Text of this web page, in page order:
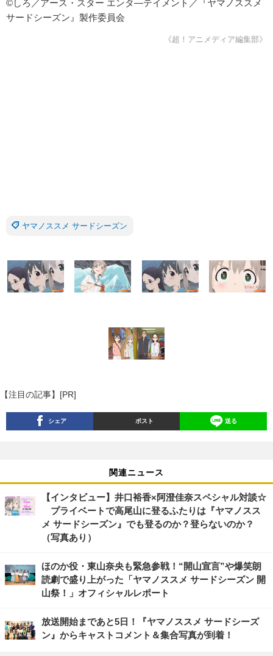
©しろ／アース・スター エンタ―テイメント／『ヤマノススメ
サードシーズン』製作委員会
《超！アニメディア編集部》
ヤマノススメ サードシーズン
【注目の記事】[PR]
シェア ポスト 送る
関連ニュース
【インタビュー】井口裕香×阿澄佳奈スペシャル対談☆
プライベートで高尾山に登るふたりは『ヤマノスス
メ サードシーズン』でも登るのか？登らないのか？
（写真あり）
ほのか役・東山奈央も緊急参戦！“開山宣言”や爆笑朗
読劇で盛り上がった「ヤマノススメ サードシーズン 開
山祭！」オフィシャルレポート
放送開始まであと5日！『ヤマノススメ サードシーズ
ン』からキャストコメント＆集合写真が到着！